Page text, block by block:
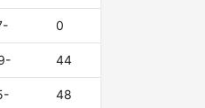
0
44
48